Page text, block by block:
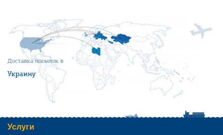
Доставка посылок в
Украину
Услуги